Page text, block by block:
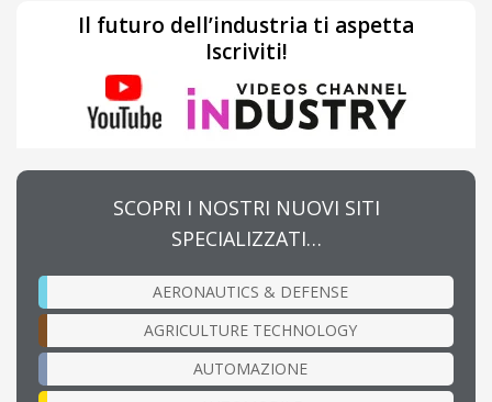
Il futuro dell’industria ti aspetta
Iscriviti!
SCOPRI I NOSTRI NUOVI SITI
SPECIALIZZATI…
AERONAUTICS & DEFENSE
AGRICULTURE TECHNOLOGY
AUTOMAZIONE